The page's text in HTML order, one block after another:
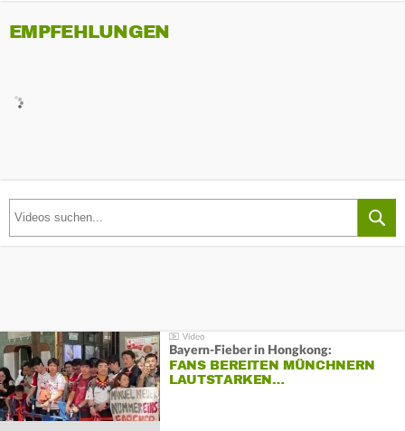
EMPFEHLUNGEN
Bayern-Fieber in Hongkong:
FANS BEREITEN MÜNCHNERN
LAUTSTARKEN…